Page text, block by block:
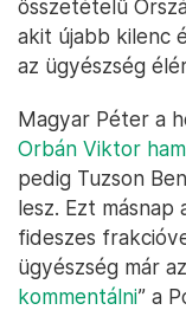
összetételű
akit újabb kilenc
az ügyészség
Magyar Péter a
Orbán Viktor
pedig Tuzson
lesz. Ezt másnap
fideszes
ügyészség már
kommentálni” a